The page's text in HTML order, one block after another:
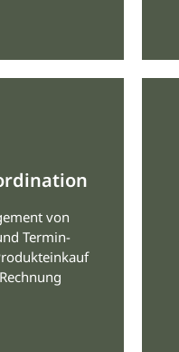
von
Termin-